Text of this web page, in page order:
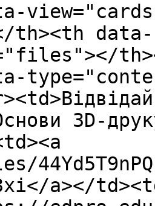
th><th
3D-
a></